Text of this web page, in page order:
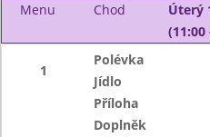
Menu
Chod
Úterý
(11:00
1
Polévka
Jídlo
Příloha
Doplněk